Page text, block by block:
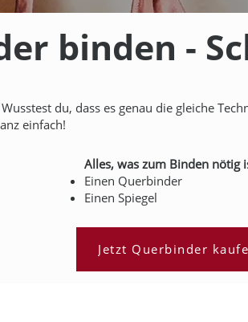
binden -
du, dass es genau die gleiche
einfach!
Alles, was zum Binden nötig
Einen Querbinder
Einen Spiegel
Jetzt Querbinder